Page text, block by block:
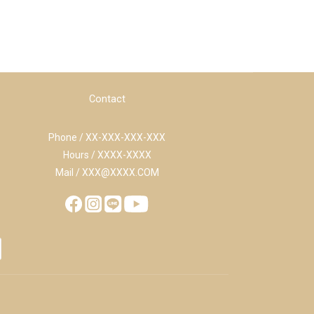
Contact
Phone / XX-XXX-XXX-XXX
Hours / XXXX-XXXX
Mail / XXX@XXXX.COM